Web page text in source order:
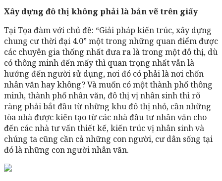
Xây dựng đô thị không phải là bản vẽ trên giấy
Tại Tọa đàm với chủ đề: “Giải pháp kiến trúc, xây dựng
chung cư thời đại 4.0” một trong những quan điểm được
các chuyên gia thống nhất đưa ra là trong một đô thị, dù
có thông minh đến mấy thì quan trọng nhất vẫn là
hướng đến người sử dụng, nơi đó có phải là nơi chốn
nhân văn hay không? Và muốn có một thành phố thông
minh, thành phố nhân văn, đô thị vị nhân sinh thì rõ
ràng phải bắt đầu từ những khu đô thị nhỏ, cần những
tòa nhà được kiến tạo từ các nhà đầu tư nhân văn cho
đến các nhà tư vấn thiết kế, kiến trúc vị nhân sinh và
chúng ta cũng cần cả những con người, cư dân sống tại
đó là những con người nhân văn.